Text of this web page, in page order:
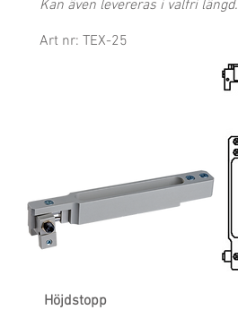
Kan även levereras i valfri längd.
Art nr: TEX-25
Höjdstopp